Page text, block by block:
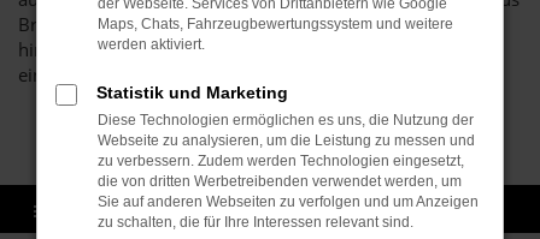
Brenk steht für Vielfalt und erstklassige Preise. Darüber
hinaus sichern wir Ihnen auch im Gebrauchtwagenbereich
eine erstklassige Qualität all unserer Fahrzeuge zu.
der Webseite. Services von Drittanbietern wie Google
Maps, Chats, Fahrzeugbewertungssystem und weitere
werden aktiviert.
Statistik und Marketing
Diese Technologien ermöglichen es uns, die Nutzung der
Webseite zu analysieren, um die Leistung zu messen und
zu verbessern. Zudem werden Technologien eingesetzt,
die von dritten Werbetreibenden verwendet werden, um
Sie auf anderen Webseiten zu verfolgen und um Anzeigen
zu schalten, die für Ihre Interessen relevant sind.